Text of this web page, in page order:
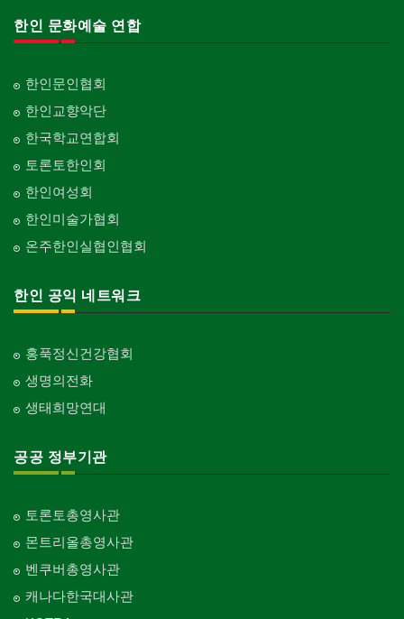
한인 문화예술 연합
한인문인협회
한인교향악단
한국학교연합회
토론토한인회
한인여성회
한인미술가협회
온주한인실협인협회
한인 공익 네트워크
홍푹정신건강협회
생명의전화
생태희망연대
공공 정부기관
토론토총영사관
몬트리올총영사관
벤쿠버총영사관
캐나다한국대사관